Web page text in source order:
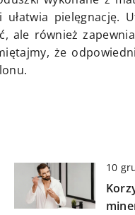
pielęgnację.
ale również
że
10